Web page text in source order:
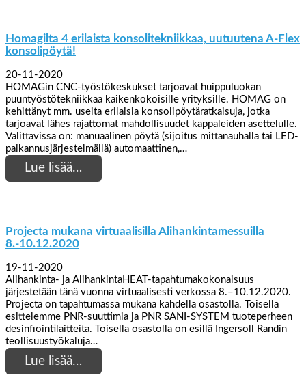
Homagilta 4 erilaista konsolitekniikkaa, uutuutena A-Flex
konsolipöytä!
20-11-2020
HOMAGin CNC-työstökeskukset tarjoavat huippuluokan
puuntyöstötekniikkaa kaikenkokoisille yrityksille. HOMAG on
kehittänyt mm. useita erilaisia ​​konsolipöytäratkaisuja, jotka
tarjoavat lähes rajattomat mahdollisuudet kappaleiden asettelulle.
Valittavissa on: manuaalinen pöytä (sijoitus mittanauhalla tai LED-
paikannusjärjestelmällä) automaattinen,…
Lue lisää…
Projecta mukana virtuaalisilla Alihankintamessuilla
8.-10.12.2020
19-11-2020
Alihankinta- ja AlihankintaHEAT-tapahtumakokonaisuus
järjestetään tänä vuonna virtuaalisesti verkossa 8.–10.12.2020.
Projecta on tapahtumassa mukana kahdella osastolla. Toisella
esittelemme PNR-suuttimia ja PNR SANI-SYSTEM tuoteperheen
desinfiointilaitteita. Toisella osastolla on esillä Ingersoll Randin
teollisuustyökaluja…
Lue lisää…